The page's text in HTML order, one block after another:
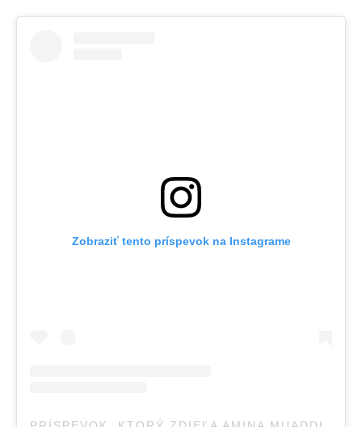
Zobraziť tento príspevok na Instagrame